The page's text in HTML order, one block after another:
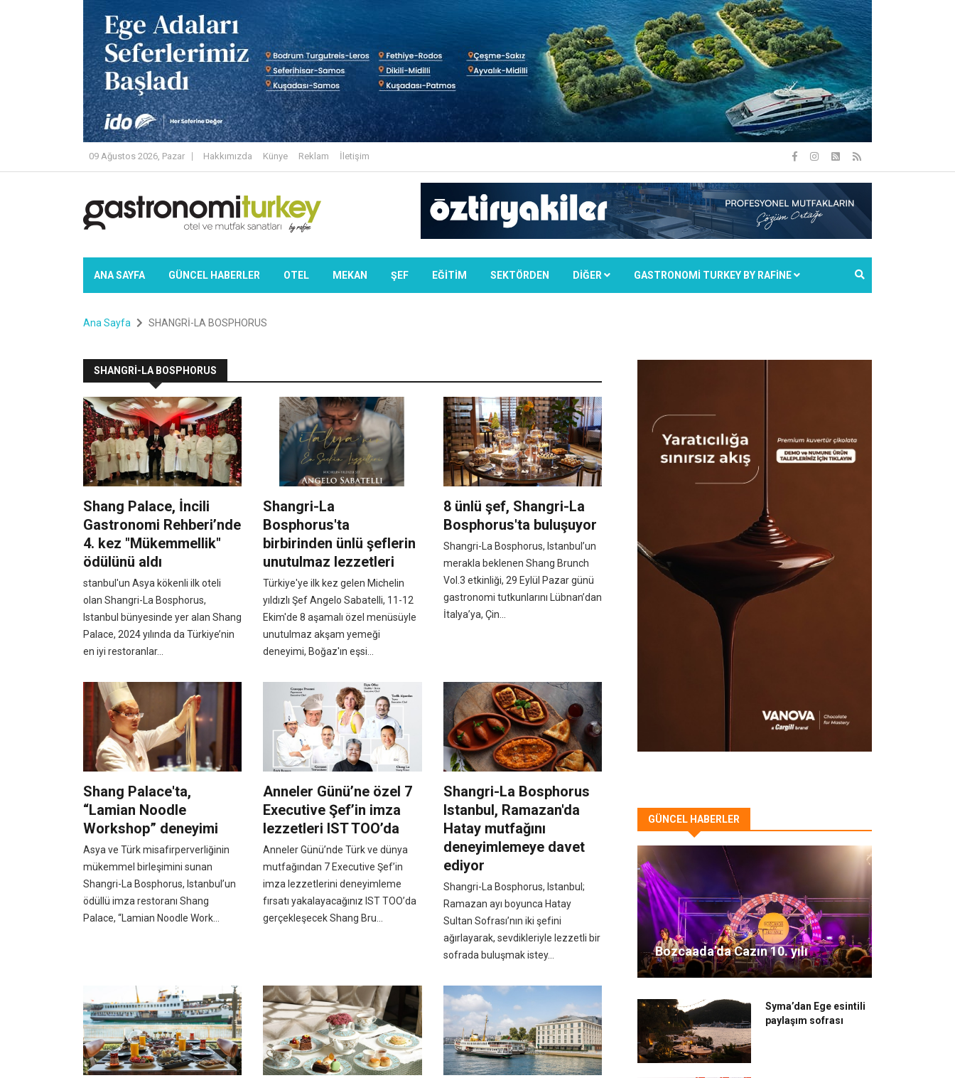
09 Ağustos 2026, Pazar Hakkımızda Künye Reklam İletişim
ANA SAYFA GÜNCEL HABERLER OTEL MEKAN ŞEF EĞİTİM SEKTÖRDEN DIĞER GASTRONOMİ TURKEY BY RAFİNE
Ana Sayfa SHANGRİ-LA BOSPHORUS
SHANGRİ-LA BOSPHORUS
Shang Palace, İncili
Gastronomi Rehberi’nde
4. kez "Mükemmellik"
ödülünü aldı
stanbul'un Asya kökenli ilk oteli
olan Shangri-La Bosphorus,
Istanbul bünyesinde yer alan Shang
Palace, 2024 yılında da Türkiye’nin
en iyi restoranlar...
Shangri-La
Bosphorus'ta
birbirinden ünlü şeflerin
unutulmaz lezzetleri
Türkiye'ye ilk kez gelen Michelin
yıldızlı Şef Angelo Sabatelli, 11-12
Ekim'de 8 aşamalı özel menüsüyle
unutulmaz akşam yemeği
deneyimi, Boğaz'ın eşsi...
8 ünlü şef, Shangri-La
Bosphorus'ta buluşuyor
Shangri-La Bosphorus, Istanbul’un
merakla beklenen Shang Brunch
Vol.3 etkinliği, 29 Eylül Pazar günü
gastronomi tutkunlarını Lübnan’dan
İtalya’ya, Çin...
Shang Palace'ta,
“Lamian Noodle
Workshop” deneyimi
Asya ve Türk misafirperverliğinin
mükemmel birleşimini sunan
Shangri-La Bosphorus, Istanbul’un
ödüllü imza restoranı Shang
Palace, “Lamian Noodle Work...
Anneler Günü’ne özel 7
Executive Şef’in imza
lezzetleri IST TOO’da
Anneler Günü’nde Türk ve dünya
mutfağından 7 Executive Şef’in
imza lezzetlerini deneyimleme
fırsatı yakalayacağınız IST TOO’da
gerçekleşecek Shang Bru...
Shangri-La Bosphorus
Istanbul, Ramazan'da
Hatay mutfağını
deneyimlemeye davet
ediyor
Shangri-La Bosphorus, Istanbul;
Ramazan ayı boyunca Hatay
Sultan Sofrası’nın iki şefini
ağırlayarak, sevdikleriyle lezzetli bir
sofrada buluşmak istey...
GÜNCEL HABERLER
Bozcaada’da Cazın 10. yılı
Syma’dan Ege esintili
paylaşım sofrası